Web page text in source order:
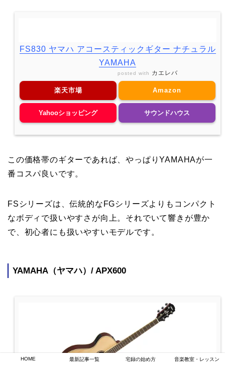
FS830 ヤマハ アコースティックギター ナチュラル
YAMAHA
posted with カエレバ
楽天市場 Amazon
Yahooショッピング サウンドハウス
この価格帯のギターであれば、やっぱりYAMAHAが一
番コスパ良いです。
FSシリーズは、伝統的なFGシリーズよりもコンパクト
なボディで扱いやすさが向上。それでいて響きが豊か
で、初心者にも扱いやすいモデルです。
YAMAHA（ヤマハ）/ APX600
HOME 最新記事一覧 宅録の始め方 音楽教室・レッスン